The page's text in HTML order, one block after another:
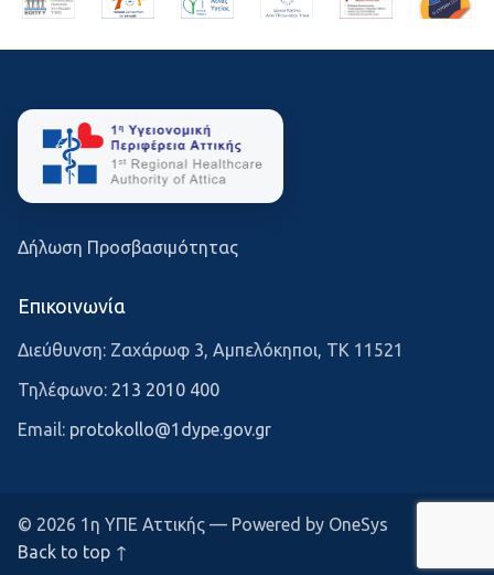
Δήλωση Προσβασιμότητας
Επικοινωνία
Διεύθυνση: Ζαχάρωφ 3, Αμπελόκηποι, ΤΚ 11521
Τηλέφωνο: 213 2010 400
Email: protokollo@1dype.gov.gr
© 2026 1η ΥΠΕ Αττικής — Powered by OneSys
Back to top ↑